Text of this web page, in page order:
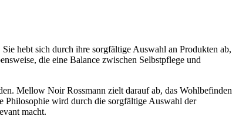
hebt sich durch ihre sorgfältige Auswahl an Produkten ab,
die eine Balance zwischen Selbstpflege und
Mellow Noir Rossmann zielt darauf ab, das Wohlbefinden
Philosophie wird durch die sorgfältige Auswahl der
macht.